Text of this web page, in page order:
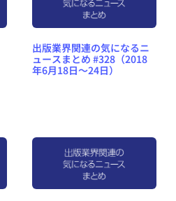
出版業界関連の気になるニ
ュースまとめ #328（2018
年6月18日～24日）